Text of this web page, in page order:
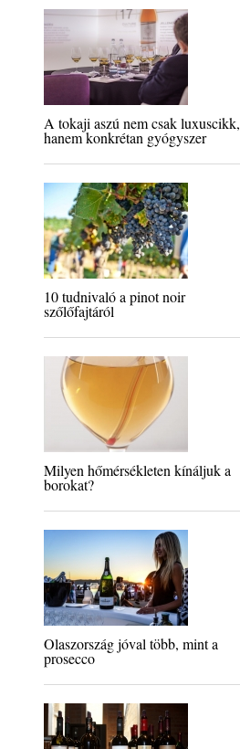
A tokaji aszú nem csak luxuscikk,
hanem konkrétan gyógyszer
10 tudnivaló a pinot noir
szőlőfajtáról
Milyen hőmérsékleten kínáljuk a
borokat?
Olaszország jóval több, mint a
prosecco